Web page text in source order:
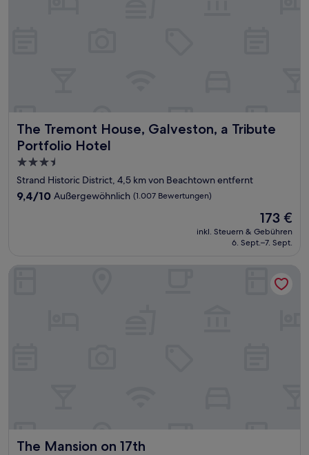
The Tremont House, Galveston, a Tribute
Portfolio Hotel
The Tremont House, Galveston, a Tribute Portfolio Hotel
3.5-
Sterne-
Unterkunft
Strand Historic District, 4,5 km von Beachtown entfernt
9.4
9,4/10 Außergewöhnlich (1.007 Bewertungen)
Der
Preis
beträgt
173 €
inkl. Steuern & Gebühren
6. Sept.–7. Sept.
The Mansion on 17th
The Mansion on 17th